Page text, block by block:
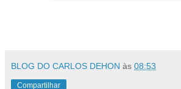
BLOG DO CARLOS DEHON às 08:53
Compartilhar